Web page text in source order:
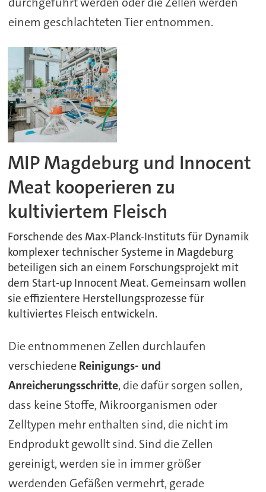
einem geschlachteten Tier entnommen.
MIP Magdeburg und Innocent
Meat kooperieren zu
kultiviertem Fleisch
Forschende des Max-Planck-Instituts für Dynamik
komplexer technischer Systeme in Magdeburg
beteiligen sich an einem Forschungsprojekt mit
dem Start-up Innocent Meat. Gemeinsam wollen
sie effizientere Herstellungsprozesse für
kultiviertes Fleisch entwickeln.
Die entnommenen Zellen durchlaufen
verschiedene Reinigungs- und
Anreicherungsschritte, die dafür sorgen sollen,
dass keine Stoffe, Mikroorganismen oder
Zelltypen mehr enthalten sind, die nicht im
Endprodukt gewollt sind. Sind die Zellen
gereinigt, werden sie in immer größer
werdenden Gefäßen vermehrt, gerade